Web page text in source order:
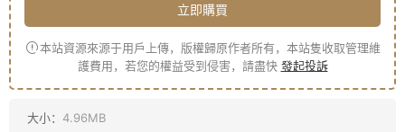
立即購買
本站資源來源于用戶上傳，版權歸原作者所有，本站隻收取管理維
護費用，若您的權益受到侵害，請盡快 發起投訴
大小： 4.96MB